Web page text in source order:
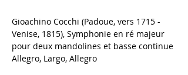
Gioachino Cocchi (Padoue, vers 1715 -
Venise, 1815), Symphonie en ré majeur
pour deux mandolines et basse continue
Allegro, Largo, Allegro